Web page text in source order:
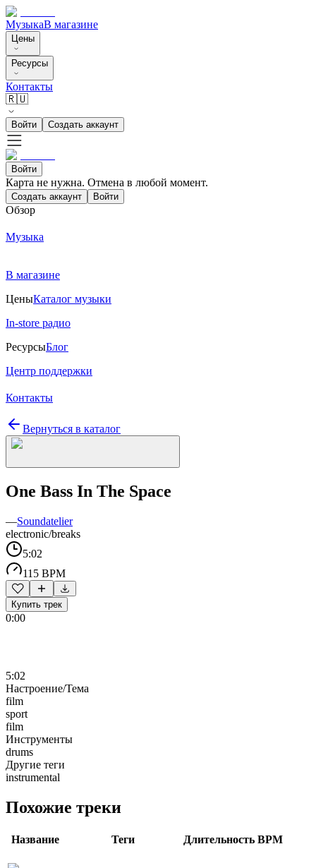
МузыкаВ магазине
Цены
Ресурсы
Контакты
🇷🇺
Войти Создать аккаунт
Войти
Карта не нужна. Отмена в любой момент.
Создать аккаунт Войти
Обзор
Музыка
В магазине
ЦеныКаталог музыки
In-store радио
РесурсыБлог
Центр поддержки
Контакты
Вернуться в каталог
One Bass In The Space
—Soundatelier
electronic/breaks
5:02
115 BPM
Купить трек
0:00
5:02
Настроение/Тема
film
sport
film
Инструменты
drums
Другие теги
instrumental
Похожие треки
Название Теги Длительность BPM